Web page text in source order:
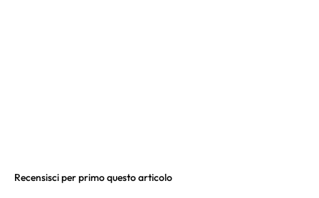
Recensisci per primo questo articolo